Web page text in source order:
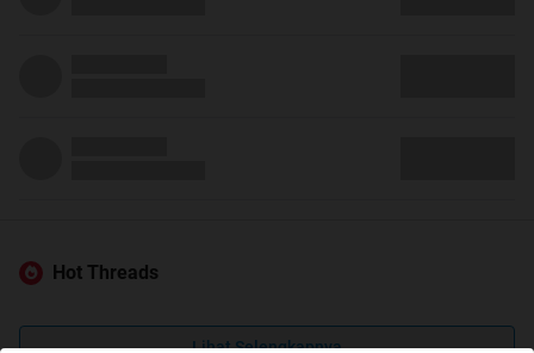
Hot Threads
Lihat Selengkapnya